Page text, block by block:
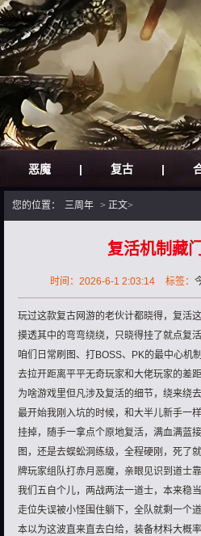
恶魔 | 复古 |
您的位置： 三周年 > 正文>
复活机制藏
时间：2026-6-1 2:03:14 标签：
玩过这款复古网游的老伙计都晓得，复活
摸透其中的弯弯绕绕，只晓得挂了就点复
咱们日常刷图、打BOSS、PK的最中心机
去拉开距离平平无奇玩家和大佬玩家的差
为啥游戏里但凡涉及复活的细节，绕来绕
最开始我刚入坑的时候，和大半儿新手一
挂掉，随手一拿点个原地复活，满血满蓝
图，还是去蜈蚣洞练级，全程硬刚，死了
牌玩家组队打赤月恶魔，亲眼见识到道士
我们五自个儿，两战两法一道士，本来稳
走位失误被小怪围住躺下，全队就剩一个道
本以为这波直来直去白给，装备材料大概